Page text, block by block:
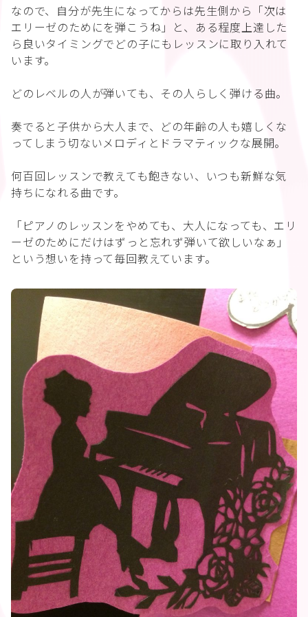
なので、自分が先生になってからは先生側から「次は
エリーゼのためにを弾こうね」と、ある程度上達した
ら良いタイミングでどの子にもレッスンに取り入れて
います。
どのレベルの人が弾いても、その人らしく弾ける曲。
奏でると子供から大人まで、どの年齢の人も嬉しくな
ってしまう切ないメロディとドラマティックな展開。
何百回レッスンで教えても飽きない、いつも新鮮な気
持ちになれる曲です。
「ピアノのレッスンをやめても、大人になっても、エリ
ーゼのためにだけはずっと忘れず弾いて欲しいなぁ」
という想いを持って毎回教えています。